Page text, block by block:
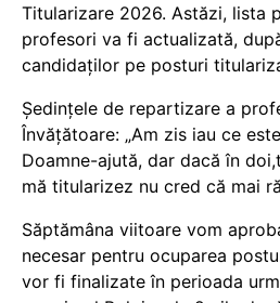
Titularizare 2026. Astăzi, lista
profesori va fi actualizată,
candidaților pe posturi
Ședințele de repartizare a
Învățătoare: „Am zis iau ce
Doamne-ajută, dar dacă în
mă titularizez nu cred că mai
Săptămâna viitoare vom
necesar pentru ocuparea
vor fi finalizate în perioada